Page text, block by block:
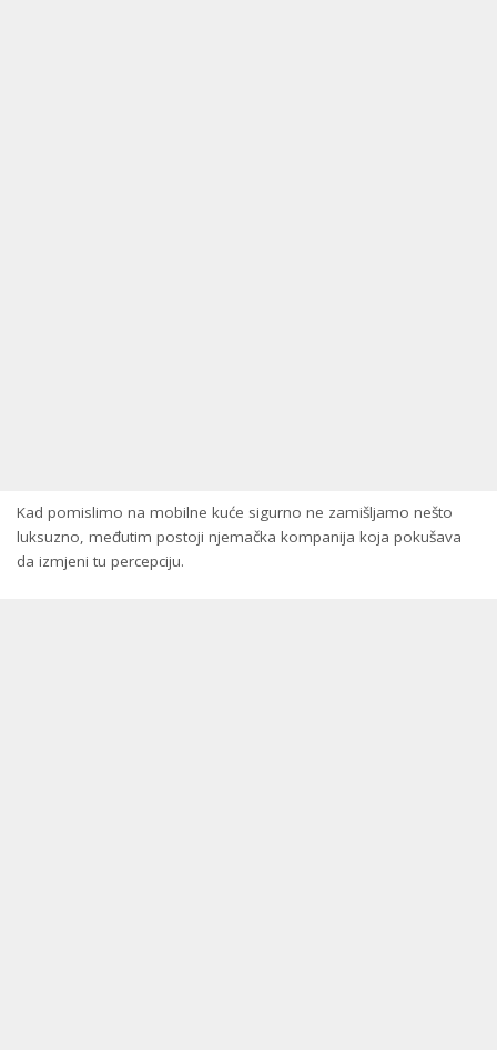
Kad pomislimo na mobilne kuće sigurno ne zamišljamo nešto
luksuzno, međutim postoji njemačka kompanija koja pokušava
da izmjeni tu percepciju.